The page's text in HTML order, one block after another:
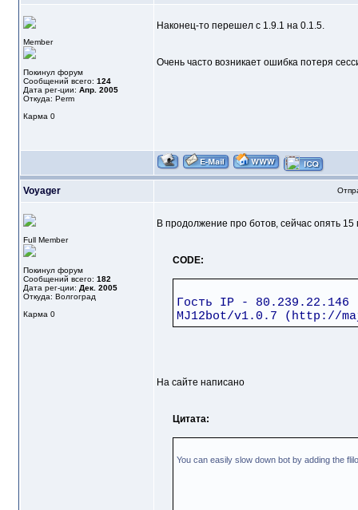
Member
Покинул форум
Сообщений всего: 124
Дата рег-ции: Апр. 2005
Откуда: Perm
Карма 0
Наконец-то перешел с 1.9.1 на 0.1.5.
Очень часто возникает ошибка потеря
Voyager
Full Member
Покинул форум
Сообщений всего: 182
Дата рег-ции: Дек. 2005
Откуда: Волгоград
Карма 0
В продолжение про ботов, сейчас опять
CODE:
Гость IP - 80.239.22.146
MJ12bot/v1.0.7 (http://
На сайте написано
Цитата:
You can easily slow down bot by adding the